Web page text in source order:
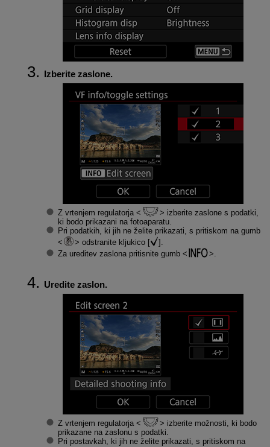
Izberite zaslone.
Z vrtenjem regulatorja
izberite zaslone s podatki,
ki bodo prikazani na fotoaparatu.
Pri podatkih, ki jih ne želite prikazati, s pritiskom na gumb
odstranite kljukico [
].
Za ureditev zaslona pritisnite gumb
.
Uredite zaslon.
Z vrtenjem regulatorja
izberite možnosti, ki bodo
prikazane na zaslonu s podatki.
Pri postavkah, ki jih ne želite prikazati, s pritiskom na